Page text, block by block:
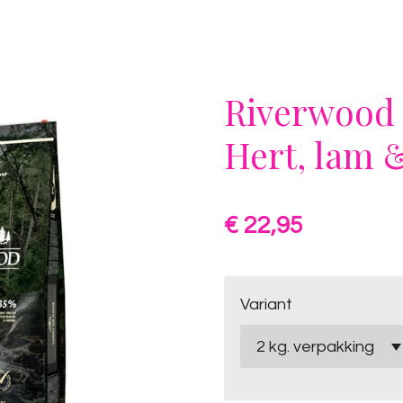
Hert, lam
€ 22,95
Variant